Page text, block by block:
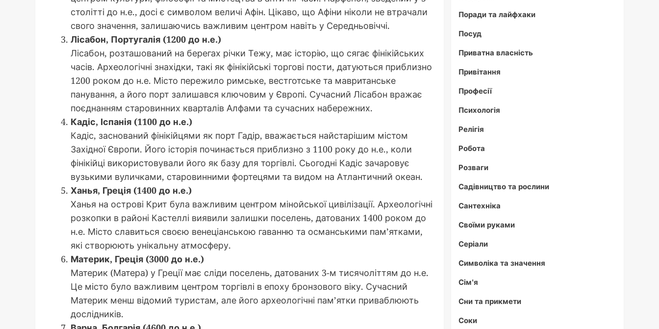
столітті до н.е., досі є символом величі Афін. Цікаво, що Афіни ніколи не втрачали
свого значення, залишаючись важливим центром навіть у Середньовіччі.
Лісабон, Португалія (1200 до н.е.)
Лісабон, розташований на берегах річки Тежу, має історію, що сягає фінікійських
часів. Археологічні знахідки, такі як фінікійські торгові пости, датуються приблизно
1200 роком до н.е. Місто пережило римське, вестготське та мавританське
панування, а його порт залишався ключовим у Європі. Сучасний Лісабон вражає
поєднанням старовинних кварталів Алфами та сучасних набережних.
Кадіс, Іспанія (1100 до н.е.)
Кадіс, заснований фінікійцями як порт Гадір, вважається найстарішим містом
Західної Європи. Його історія починається приблизно з 1100 року до н.е., коли
фінікійці використовували його як базу для торгівлі. Сьогодні Кадіс зачаровує
вузькими вуличками, старовинними фортецями та видом на Атлантичний океан.
Ханья, Греція (1400 до н.е.)
Ханья на острові Крит була важливим центром мінойської цивілізації. Археологічні
розкопки в районі Кастеллі виявили залишки поселень, датованих 1400 роком до
н.е. Місто славиться своєю венеціанською гаванню та османськими пам’ятками,
які створюють унікальну атмосферу.
Материк, Греція (3000 до н.е.)
Материк (Матера) у Греції має сліди поселень, датованих 3-м тисячоліттям до н.е.
Це місто було важливим центром торгівлі в епоху бронзового віку. Сучасний
Материк менш відомий туристам, але його археологічні пам’ятки приваблюють
дослідників.
Поради та лайфхаки
Посуд
Приватна власність
Привітання
Професії
Психологія
Релігія
Робота
Розваги
Садівництво та рослини
Сантехніка
Своїми руками
Серіали
Символіка та значення
Сім'я
Сни та прикмети
Соки